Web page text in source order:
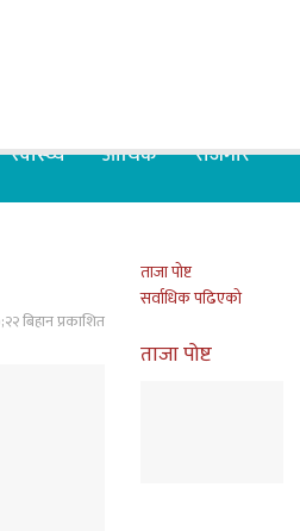
स्वास्थ्य आर्थिक
रोजगार
बिहान प्रकाशित
ताजा पोष्ट
सर्वाधिक पढिएको
ताजा पोष्ट